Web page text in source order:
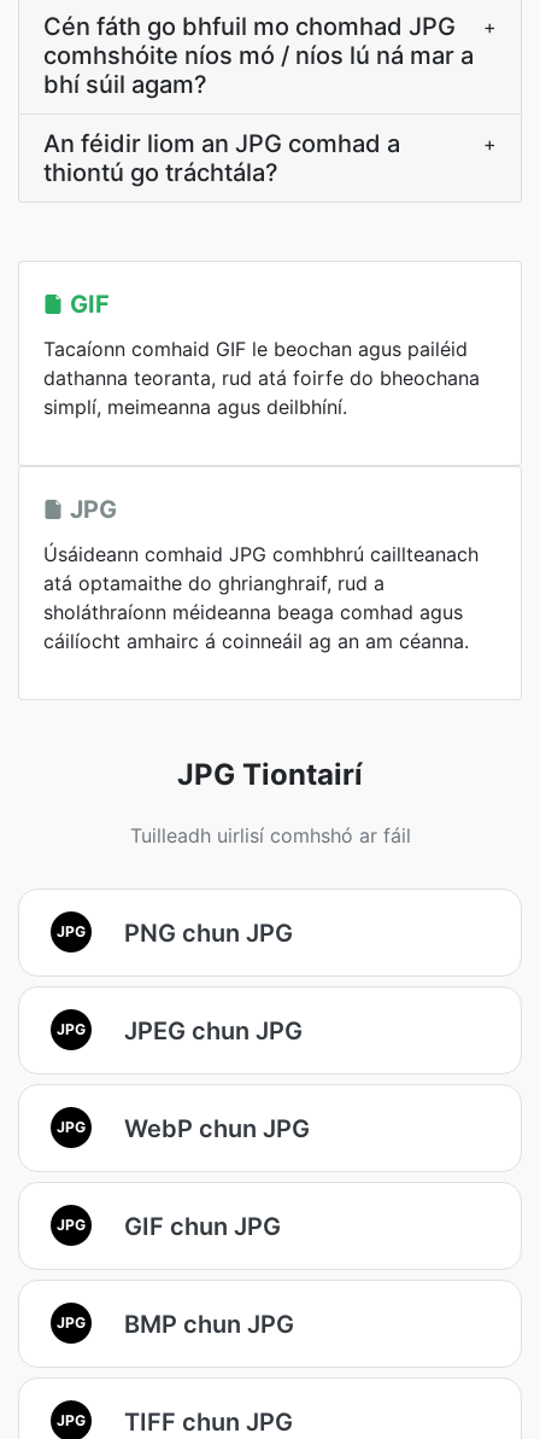
Cén fáth go bhfuil mo chomhad JPG
comhshóite níos mó / níos lú ná mar a
bhí súil agam?
+
An féidir liom an JPG comhad a
thiontú go tráchtála?
+
GIF
Tacaíonn comhaid GIF le beochan agus pailéid
dathanna teoranta, rud atá foirfe do bheochana
simplí, meimeanna agus deilbhíní.
JPG
Úsáideann comhaid JPG comhbhrú caillteanach
atá optamaithe do ghrianghraif, rud a
sholáthraíonn méideanna beaga comhad agus
cáilíocht amhairc á coinneáil ag an am céanna.
JPG Tiontairí
Tuilleadh uirlisí comhshó ar fáil
JPG PNG chun JPG
JPG JPEG chun JPG
JPG WebP chun JPG
JPG GIF chun JPG
JPG BMP chun JPG
JPG TIFF chun JPG